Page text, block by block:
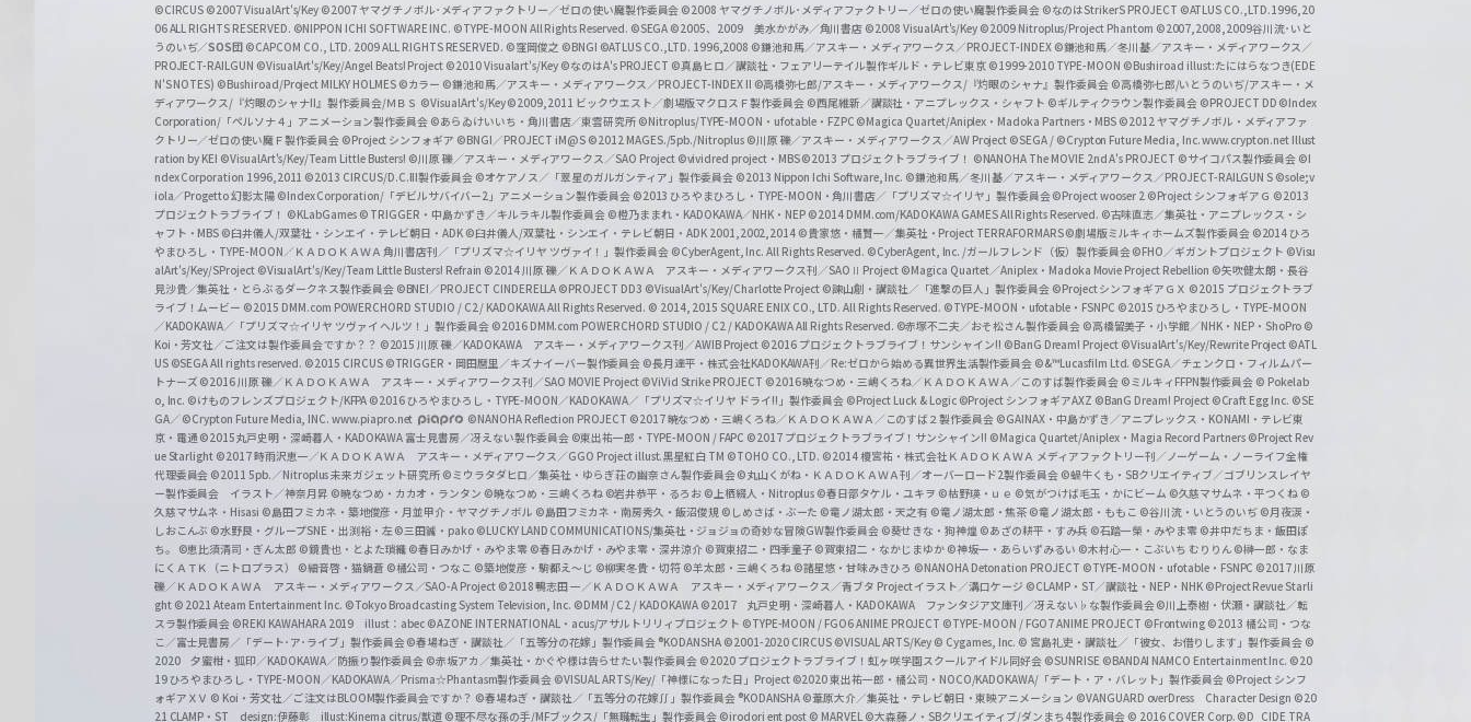
c
h
w
a
r
z
b
e
O
f
f
i
c
i
a
l
C
h
a
n
n
e
l
©CIRCUS ©2007 VisualArt's/Key ©2007 ヤマグチノボル･メディアファクトリー／ゼロの使い魔製作委員会 ©2008 ヤマグチノボル･メディアファクトリー／ゼロの使い魔製作委員会 ©なのはStrikerS PROJECT ©ATLUS CO.,LTD.1996,20
06 ALL RIGHTS RESERVED. ©NIPPON ICHI SOFTWARE INC. ©TYPE-MOON All Rights Reserved. ©SEGA ©2005、2009 美水かがみ／角川書店 ©2008 VisualArt's/Key ©2009 Nitroplus/Project Phantom ©2007,2008,2009谷川流･いと
うのいぢ／SOS団 ©CAPCOM CO., LTD. 2009 ALL RIGHTS RESERVED. ©窪岡俊之 ©BNGI ©ATLUS CO.,LTD. 1996,2008 ©鎌池和馬／アスキー・メディアワークス／PROJECT-INDEX ©鎌池和馬／冬川基／アスキー・メディアワークス／
PROJECT-RAILGUN ©VisualArt's/Key/Angel Beats! Project ©2010 Visualart's/Key ©なのはA's PROJECT ©真島ヒロ／講談社・フェアリーテイル製作ギルド・テレビ東京 ©1999-2010 TYPE-MOON ©Bushiroad illust:たにはらなつき(EDE
N'S NOTES) ©Bushiroad/Project MILKY HOLMES ©カラー ©鎌池和馬／アスキー・メディアワークス／PROJECT-INDEX II ©高橋弥七郎/アスキー・メディアワークス/『灼眼のシャナ』製作委員会 ©高橋弥七郎/いとうのいぢ/アスキー・メ
ディアワークス/『灼眼のシャナII』製作委員会/ＭＢＳ ©VisualArt's/Key©2009,2011 ビックウエスト／劇場版マクロスＦ製作委員会 ©西尾維新／講談社・アニプレックス・シャフト ©ギルティクラウン製作委員会 ©PROJECT DD ©Index
Corporation/「ペルソナ４」アニメーション製作委員会 ©あらゐけいいち・角川書店／東雲研究所 ©Nitroplus/TYPE-MOON・ufotable・FZPC ©Magica Quartet/Aniplex・Madoka Partners・MBS ©2012 ヤマグチノボル・メディアファ
クトリー／ゼロの使い魔Ｆ製作委員会 ©Project シンフォギア ©BNGI／PROJECT iM@S ©2012 MAGES./5pb./Nitroplus ©川原 礫／アスキー・メディアワークス／AW Project ©SEGA / ©Crypton Future Media, Inc. www.crypton.net Illust
ration by KEI ©VisualArt's/Key/Team Little Busters! ©川原 礫／アスキー・メディアワークス／SAO Project ©vividred project・MBS ©2013 プロジェクトラブライブ！ ©NANOHA The MOVIE 2nd A's PROJECT ©サイコパス製作委員会 ©I
ndex Corporation 1996,2011 ©2013 CIRCUS/D.C.III製作委員会 ©オケアノス／「翠星のガルガンティア」製作委員会 ©2013 Nippon Ichi Software, Inc. ©鎌池和馬／冬川基／アスキー・メディアワークス／PROJECT-RAILGUN S ©sole;v
iola／Progetto 幻影太陽 ©Index Corporation/「デビルサバイバー2」アニメーション製作委員会 ©2013 ひろやまひろし・TYPE-MOON・角川書店／「プリズマ☆イリヤ」製作委員会©Project wooser 2 ©Project シンフォギアＧ ©2013
プロジェクトラブライブ！ ©KLabGames © TRIGGER・中島かずき／キルラキル製作委員会 ©橙乃ままれ・KADOKAWA／NHK・NEP ©2014 DMM.com/KADOKAWA GAMES All Rights Reserved. ©古味直志／集英社・アニプレックス・シ
ャフト・MBS ©臼井儀人/双葉社・シンエイ・テレビ朝日・ADK ©臼井儀人/双葉社・シンエイ・テレビ朝日・ADK 2001,2002,2014 ©貴家悠・橘賢一／集英社・Project TERRAFORMARS©劇場版ミルキィホームズ製作委員会 ©2014 ひろ
やまひろし・TYPE-MOON／ＫＡＤＯＫＡＷＡ 角川書店刊／「プリズマ☆イリヤ ツヴァイ！」製作委員会 ©CyberAgent, Inc. All Rights Reserved. ©CyberAgent, Inc. /ガールフレンド（仮）製作委員会©FHO／ギガントプロジェクト ©Visu
alArt's/Key/SProject ©VisualArt's/Key/Team Little Busters! Refrain ©2014 川原 礫／ＫＡＤＯＫＡＷＡ アスキー・メディアワークス刊／SAOⅡ Project ©Magica Quartet／Aniplex・Madoka Movie Project Rebellion ©矢吹健太朗・長谷
見沙貴／集英社・とらぶるダークネス製作委員会 ©BNEI／PROJECT CINDERELLA ©PROJECT DD3 ©VisualArt's/Key/Charlotte Project ©諫山創・講談社／「進撃の巨人」製作委員会 ©Project シンフォギアＧＸ ©2015 プロジェクトラブ
ライブ！ムービー ©2015 DMM.com POWERCHORD STUDIO / C2 / KADOKAWA All Rights Reserved. © 2014, 2015 SQUARE ENIX CO., LTD. All Rights Reserved. ©TYPE-MOON・ufotable・FSNPC ©2015 ひろやまひろし・TYPE-MOON
／KADOKAWA／「プリズマ☆イリヤ ツヴァイ ヘルツ！」製作委員会 ©2016 DMM.com POWERCHORD STUDIO / C2 / KADOKAWA All Rights Reserved. ©赤塚不二夫／おそ松さん製作委員会 ©高橋留美子・小学館／NHK・NEP・ShoPro ©
Koi・芳文社／ご注文は製作委員会ですか？？ ©2015 川原 礫／KADOKAWA アスキー・メディアワークス刊／AWIB Project ©2016 プロジェクトラブライブ！サンシャイン!! ©BanG Dream! Project ©VisualArt's/Key/Rewrite Project ©ATL
US ©SEGA All rights reserved. ©2015 CIRCUS ©TRIGGER・岡田麿里／キズナイーバー製作委員会 ©長月達平・株式会社KADOKAWA刊／Re:ゼロから始める異世界生活製作委員会 ©&™Lucasfilm Ltd. ©SEGA／チェンクロ・フィルムパー
トナーズ©2016 川原 礫／ＫＡＤＯＫＡＷＡ アスキー・メディアワークス刊／SAO MOVIE Project ©ViVid Strike PROJECT ©2016 暁なつめ・三嶋くろね／ＫＡＤＯＫＡＷＡ／このすば製作委員会 ©ミルキィFFPN製作委員会 © Pokelab
o, Inc. ©けものフレンズプロジェクト/KFPA ©2016 ひろやまひろし・TYPE-MOON／KADOKAWA／「プリズマ☆イリヤ ドライ!!」製作委員会 ©Project Luck & Logic ©Project シンフォギアAXZ ©BanG Dream! Project ©Craft Egg Inc. ©SE
GA／ ©Crypton Future Media, INC. www.piapro.net
©NANOHA Reflection PROJECT ©2017 暁なつめ・三嶋くろね／ＫＡＤＯＫＡＷＡ／このすば２製作委員会 ©GAINAX・中島かずき／アニプレックス・KONAMI・テレビ東
京・電通 ©2015丸戸史明・深崎暮人・KADOKAWA 富士見書房／冴えない製作委員会 ©東出祐一郎・TYPE-MOON / FAPC ©2017 プロジェクトラブライブ！サンシャイン!! ©Magica Quartet/Aniplex・Magia Record Partners ©Project Rev
ue Starlight ©2017 時雨沢恵一／ＫＡＤＯＫＡＷＡ アスキー・メディアワークス／GGO Project illust.黒星紅白 TM ©TOHO CO., LTD. ©2014 榎宮祐・株式会社ＫＡＤＯＫＡＷＡ メディアファクトリー刊／ノーゲーム・ノーライフ全権
代理委員会 ©2011 5pb.／Nitroplus 未来ガジェット研究所 ©ミウラタダヒロ／集英社・ゆらぎ荘の幽奈さん製作委員会©丸山くがね・ＫＡＤＯＫＡＷＡ刊／オーバーロード2製作委員会 ©蝸牛くも・SBクリエイティブ／ゴブリンスレイヤ
ー製作委員会 イラスト／神奈月昇 ©暁なつめ・カカオ・ランタン ©暁なつめ・三嶋くろね ©岩井恭平・るろお ©上栖綴人・Nitroplus ©春日部タケル・ユキヲ ©枯野瑛・ｕｅ ©気がつけば毛玉・かにビーム ©久慈マサムネ・平つくね ©
久慈マサムネ・Hisasi ©島田フミカネ・築地俊彦・月並甲介・ヤマグチノボル ©島田フミカネ・南房秀久・飯沼俊規 ©しめさば・ぶーた ©竜ノ湖太郎・天之有 ©竜ノ湖太郎・焦茶 ©竜ノ湖太郎・ももこ ©谷川流・いとうのいぢ ©月夜涙・
しおこんぶ ©水野良・グループSNE・出渕裕・左 ©三田誠・pako ©LUCKY LAND COMMUNICATIONS/集英社・ジョジョの奇妙な冒険GW製作委員会 ©葵せきな・狗神煌 ©あざの耕平・すみ兵 ©石踏一榮・みやま零 ©井中だちま・飯田ぽ
ち。
©恵比須清司・ぎん太郎 ©鏡貴也・とよた瑣織 ©春日みかげ・みやま零 ©春日みかげ・みやま零・深井涼介 ©賀東招二・四季童子 ©賀東招二・なかじまゆか ©神坂一・あらいずみるい ©木村心一・こぶいち むりりん ©榊一郎・なま
にくＡＴＫ（ニトロプラス） ©細音啓・猫鍋蒼 ©橘公司・つなこ ©築地俊彦・駒都え～じ ©柳実冬貴・切符 ©羊太郎・三嶋くろね ©諸星悠・甘味みきひろ ©NANOHA Detonation PROJECT ©TYPE-MOON・ufotable・FSNPC ©2017 川原
礫／ＫＡＤＯＫＡＷＡ アスキー・メディアワークス／SAO-A Project ©2018 鴨志田 一／ＫＡＤＯＫＡＷＡ アスキー・メディアワークス／青ブタ Project イラスト／溝口ケージ ©CLAMP・ST／講談社・NEP・NHK ©Project Revue Starli
ght © 2021 Ateam Entertainment Inc. ©Tokyo Broadcasting System Television, Inc. ©DMM / C2 / KADOKAWA ©2017 丸戸史明・深崎暮人・KADOKAWA ファンタジア文庫刊／冴えない♭な製作委員会©川上泰樹・伏瀬・講談社／転
スラ製作委員会 ©REKI KAWAHARA 2019 illust：abec ©AZONE INTERNATIONAL・acus/アサルトリリィプロジェクト ©TYPE-MOON / FGO6 ANIME PROJECT ©TYPE-MOON / FGO7 ANIME PROJECT ©Frontwing ©2013 橘公司・つな
こ／富士見書房／「デート･ア･ライブ」製作委員会©春場ねぎ・講談社／「五等分の花嫁」製作委員会 ®KODANSHA ©2001-2020 CIRCUS ©VISUAL ARTS/Key © Cygames, Inc. © 宮島礼吏・講談社／「彼女、お借りします」製作委員会 ©
2020 夕蜜柑・狐印／KADOKAWA／防振り製作委員会 ©赤坂アカ／集英社・かぐや様は告らせたい製作委員会 ©2020 プロジェクトラブライブ！虹ヶ咲学園スクールアイドル同好会 ©SUNRISE ©BANDAI NAMCO Entertainment Inc. ©20
19 ひろやまひろし・TYPE-MOON／KADOKAWA／Prisma☆Phantasm製作委員会 ©VISUAL ARTS/Key/「神様になった日」Project ©2020 東出祐一郎・橘公司・NOCO/KADOKAWA/「デート・ア・バレット」製作委員会 ©Project シンフ
ォギアＸＶ © Koi・芳文社／ご注文はBLOOM製作委員会ですか？ ©春場ねぎ・講談社／「五等分の花嫁∬」製作委員会 ®KODANSHA ©葦原大介／集英社・テレビ朝日・東映アニメーション ©VANGUARD overDress Character Design ©20
21 CLAMP・ST design:伊藤彰 illust:Kinema citrus/獣道 ©理不尽な孫の手/MFブックス/「無職転生」製作委員会 ©irodori ent post © MARVEL ©大森藤ノ・SBクリエイティブ/ダンまち4製作委員会 © 2016 COVER Corp. ©D_CIDE TRA